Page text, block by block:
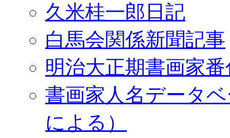
久米桂一郎日記
白馬会関係新聞記事
明治大正期書画家
書画家人名データ
による）